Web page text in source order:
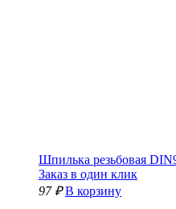
Шпилька резьбовая
Заказ в один клик
97 ₽ В корзину